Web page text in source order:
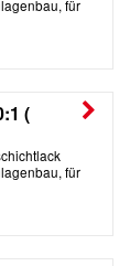
für
(
für